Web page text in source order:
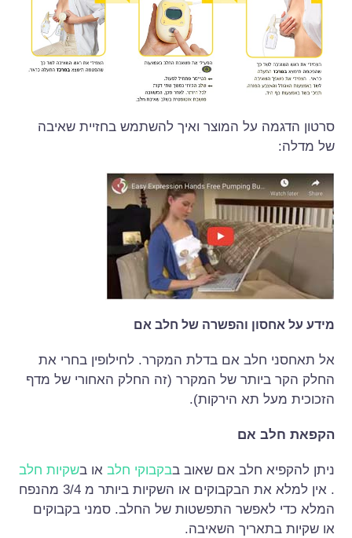
סרטון הדגמה על המוצר ואיך להשתמש בחזיית שאיבה
של מדלה:
מידע על אחסון והפשרה של חלב אם
אל תאחסני חלב אם בדלת המקרר. לחילופין בחרי את
החלק הקר ביותר של המקרר (זה החלק האחורי של מדף
הזכוכית מעל תא הירקות).
הקפאת חלב אם
ניתן להקפיא חלב אם שאוב בבקבוקי חלב או בשקיות חלב
. אין למלא את הבקבוקים או השקיות ביותר מ 3/4 מהנפח
המלא כדי לאפשר התפשטות של החלב. סמני בקבוקים
או שקיות בתאריך השאיבה.